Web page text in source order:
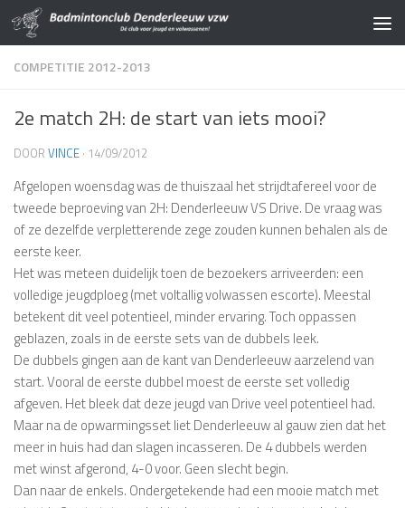
Doorgaan naar inhoud
COMPETITIE 2012-2013
2e match 2H: de start van iets mooi?
DOOR VINCE · 14/09/2012
Afgelopen woensdag was de thuiszaal het strijdtafereel voor de
tweede beproeving van 2H: Denderleeuw VS Drive. De vraag was
of ze dezelfde verpletterende zege zouden kunnen behalen als de
eerste keer.
Het was meteen duidelijk toen de bezoekers arriveerden: een
volledige jeugdploeg (met voltallig volwassen escorte). Meestal
betekent dit veel potentieel, minder ervaring. Toch oppassen
geblazen, zoals in de eerste sets van de dubbels leek.
De dubbels gingen aan de kant van Denderleeuw aarzelend van
start. Vooral de eerste dubbel moest de eerste set volledig
afgeven. Het bleek dat deze jeugd van Drive veel potentieel had.
Maar na de opwarmingsset liet Denderleeuw al gauw zien dat het
meer in huis had dan slagen incasseren. De 4 dubbels werden
met winst afgerond, 4-0 voor. Geen slecht begin.
Dan naar de enkels. Ondergetekende had een mooie match met